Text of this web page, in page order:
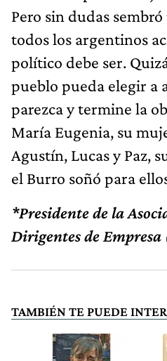
Pero sin dudas
todos los argentinos
político debe ser.
pueblo pueda elegir a
parezca y termine la
María Eugenia, su
Agustín, Lucas y Paz,
el Burro soñó para
*Presidente de la
Dirigentes de Empresa
TAMBIÉN TE PUEDE